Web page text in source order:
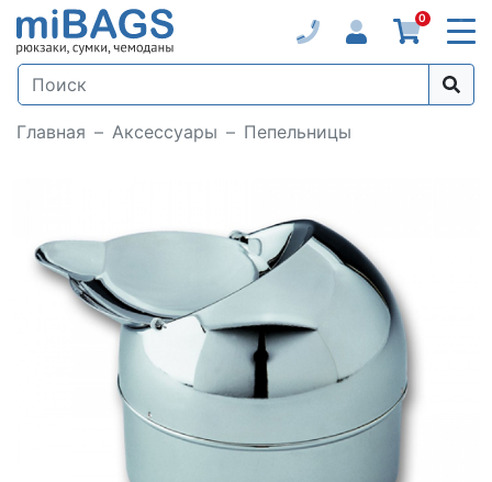
0
Главная Аксессуары Пепельницы